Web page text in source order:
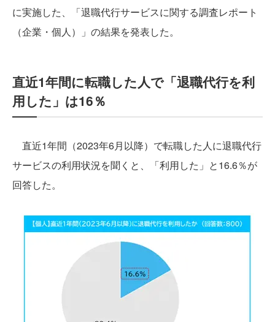
に実施した、「退職代行サービスに関する調査レポート
（企業・個人）」の結果を発表した。
直近1年間に転職した人で「退職代行を利
用した」は16％
直近1年間（2023年6月以降）で転職した人に退職代行
サービスの利用状況を聞くと、「利用した」と16.6％が
回答した。